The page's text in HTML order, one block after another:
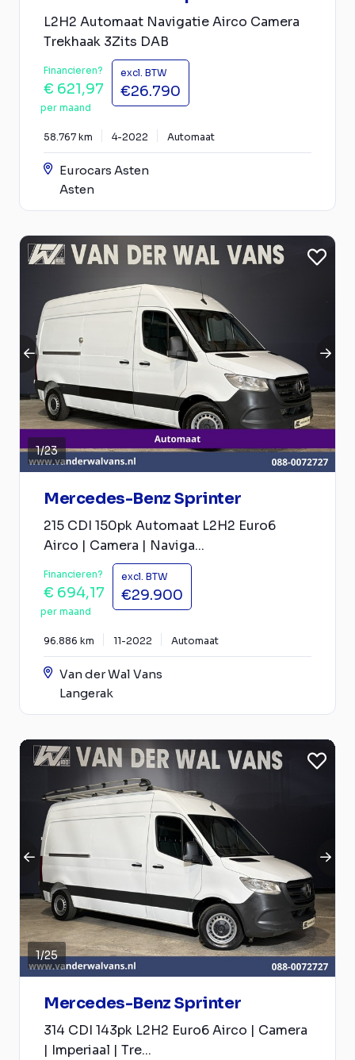
L2H2 Automaat Navigatie Airco Camera
Trekhaak 3Zits DAB
Financieren?
€ 621,97
per maand
excl. BTW
€26.790
58.767 km 4-2022 Automaat
Eurocars Asten
Asten
1/23
Mercedes-Benz Sprinter
215 CDI 150pk Automaat L2H2 Euro6
Airco | Camera | Naviga...
Financieren?
€ 694,17
per maand
excl. BTW
€29.900
96.886 km 11-2022 Automaat
Van der Wal Vans
Langerak
1/25
Mercedes-Benz Sprinter
314 CDI 143pk L2H2 Euro6 Airco | Camera
| Imperiaal | Tre...